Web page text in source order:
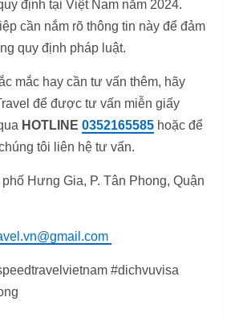
định tại Việt Nam năm 2024.
cần nắm rõ thông tin này để đảm
quy định pháp luật.
mắc hay cần tư vấn thêm, hãy
để được tư vấn miễn giấy
HOTLINE 0352165585 hoặc để
tôi liên hệ tư vấn.
Hưng Gia, P. Tân Phong, Quận
#dichvuvisa